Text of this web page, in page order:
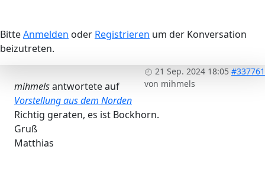
BitteAnmelden oder Registrieren um der Konversation
beizutreten.
21 Sep. 2024 18:05 #337761
von mihmels
mihmelsantwortete auf
Vorstellung aus dem Norden
Richtig geraten, es ist Bockhorn.
Gruß
Matthias